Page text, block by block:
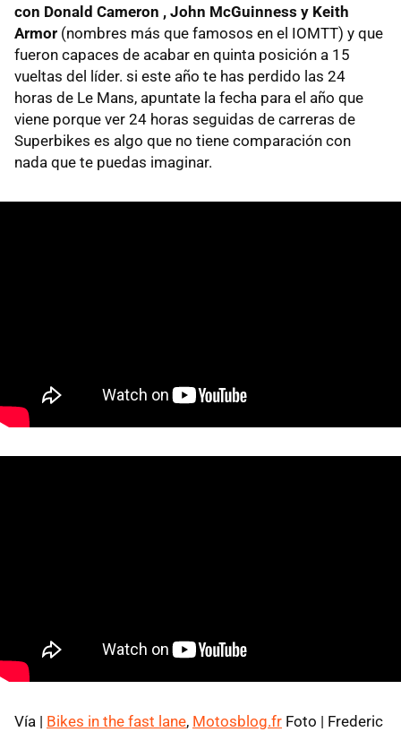
con Donald Cameron , John McGuinness y Keith
Armor (nombres más que famosos en el IOMTT) y que
fueron capaces de acabar en quinta posición a 15
vueltas del líder. si este año te has perdido las 24
horas de Le Mans, apuntate la fecha para el año que
viene porque ver 24 horas seguidas de carreras de
Superbikes es algo que no tiene comparación con
nada que te puedas imaginar.
Vía | Bikes in the fast lane, Motosblog.fr Foto | Frederic